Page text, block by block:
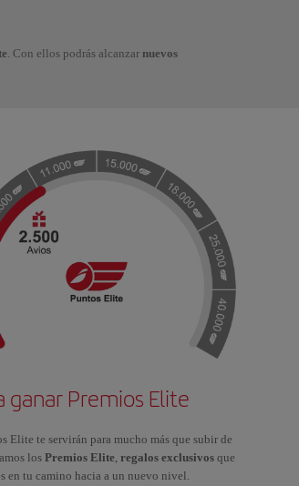
. Con ellos podrás alcanzar nuevos
ganar Premios Elite
Elite te servirán para mucho más que subir de
losPremios Elite, regalos exclusivosque
en tu camino hacia a un nuevo nivel.